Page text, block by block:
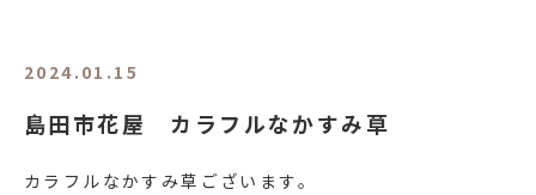
2024.01.15
島田市花屋 カラフルなかすみ草
カラフルなかすみ草ございます。